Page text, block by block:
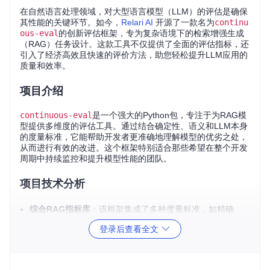
在自然语言处理领域，对大型语言模型（LLM）的评估是确保
其性能的关键环节。如今， Relari AI 开源了一款名为continu
ous-eval 的创新评估框架，专为复杂语境下的检索增强生成
（RAG）任务设计。这款工具不仅提供了全面的评估指标，还
引入了经济高效且快速的评价方法，助您轻松提升LLM应用的
质量和效率。
项目介绍
continuous-eval是一个强大的Python包，专注于为RAG模
型提供多维度的评估工具。通过结合确定性、语义和LLM本身
的度量标准，它能帮助开发者更准确地理解模型的优劣之处，
从而进行有效的改进。这个框架特别适合那些希望在整个开发
周期中持续监控和提升模型性能的团队。
项目技术分析
综合RAG指标库 ：该框架集成了多种度量标准，如精确
率、召回率和F1值等，您可以根据需求自由组合。
：通过数学保证的近似人类评价策略，实现
登录后查看全文